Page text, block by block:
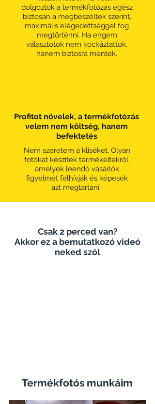
dolgoztok a termékfotózás egész
biztosan a megbeszéltek szerint,
maximális elégedettséggel fog
megtörténni. Ha engem
választotok nem kockáztattok,
hanem biztosra mentek.
Profitot növelek, a termékfotózás
velem nem költség, hanem
befektetés
Nem szeretem a kliséket. Olyan
fotókat készítek termékeitekről,
amelyek leendő vásárlók
figyelmét felhívják és képesek
azt megtartani.
Csak 2 perced van?
Akkor ez a bemutatkozó videó
neked szól
Termékfotós munkáim